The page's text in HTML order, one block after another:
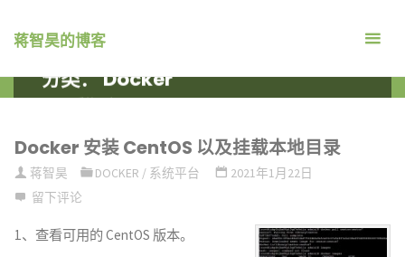
蒋智昊的博客
分类：Docker
Docker 安装 CentOS 以及挂载本地目录
蒋智昊 DOCKER / 系统平台
2021年1月22日
留下评论
1、查看可用的 CentOS 版本。